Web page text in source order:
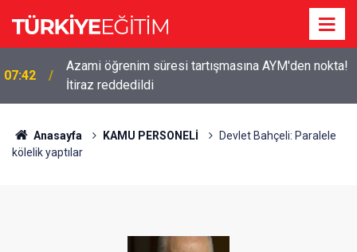
07:42
Azami öğrenim süresi tartışmasına AYM'den nokta!
İtiraz reddedildi
Anasayfa KAMU PERSONELİ
Devlet Bahçeli: Paralele
kölelik yaptılar